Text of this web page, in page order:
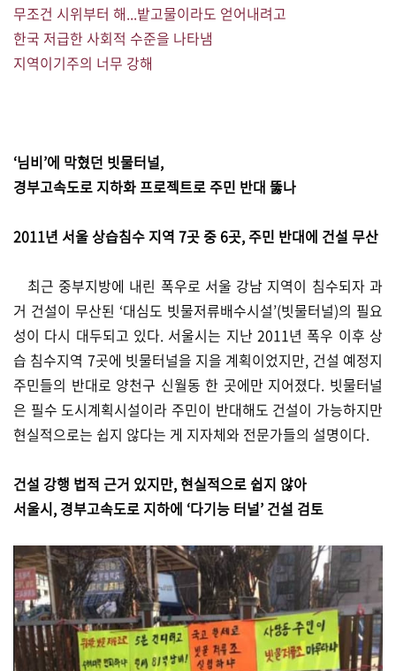
무조건 시위부터 해...밭고물이라도 얻어내려고
한국 저급한 사회적 수준을 나타냄
지역이기주의 너무 강해
‘님비’에 막혔던 빗물터널,
경부고속도로 지하화 프로젝트로 주민 반대 뚫나
2011년 서울 상습침수 지역 7곳 중 6곳, 주민 반대에 건설 무산
최근 중부지방에 내린 폭우로 서울 강남 지역이 침수되자 과
거 건설이 무산된 ‘대심도 빗물저류배수시설’(빗물터널)의 필요
성이 다시 대두되고 있다. 서울시는 지난 2011년 폭우 이후 상
습 침수지역 7곳에 빗물터널을 지을 계획이었지만, 건설 예정지
주민들의 반대로 양천구 신월동 한 곳에만 지어졌다. 빗물터널
은 필수 도시계획시설이라 주민이 반대해도 건설이 가능하지만
현실적으로는 쉽지 않다는 게 지자체와 전문가들의 설명이다.
건설 강행 법적 근거 있지만, 현실적으로 쉽지 않아
서울시, 경부고속도로 지하에 ‘다기능 터널’ 건설 검토